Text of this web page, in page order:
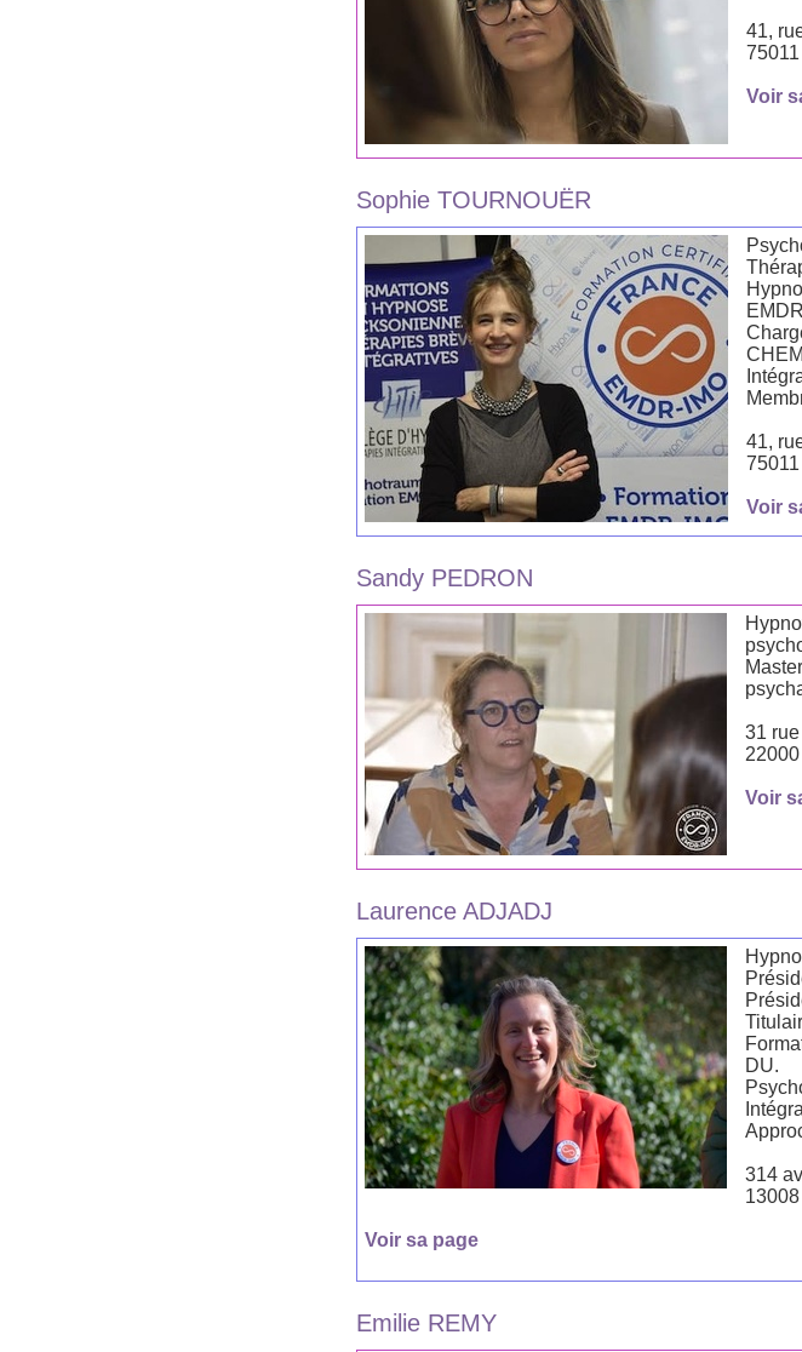
41,
Voir
Sophie TOURNOUËR
41,
Voir
Sandy PEDRON
31
Voir
Laurence ADJADJ
DU.
314
Voir sa page
Emilie REMY